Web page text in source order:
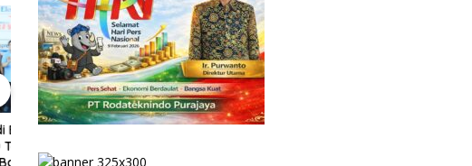
Lewat Podcast Tribun
Paparkan Komitmen
Publik Desak Komisi IV DPRD
Provinsi Bengkulu Tinjau
Polemik Bika Coffee, Soroti
Dugaan Pergeseran Konsep
Family Cafe